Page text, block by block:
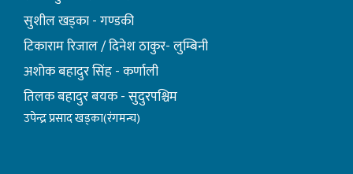
सुशील खड्का - गण्डकी
टिकाराम रिजाल / दिनेश ठाकुर- लुम्बिनी
अशाेक बहादुर सिंह - कर्णाली
तिलक बहादुर बयक - सुदुरपश्चिम
उपेन्द्र प्रसाद खड्का(रंगमन्च)